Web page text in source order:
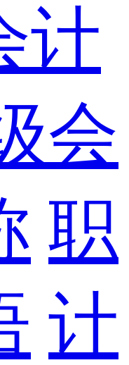
计
会
职
计